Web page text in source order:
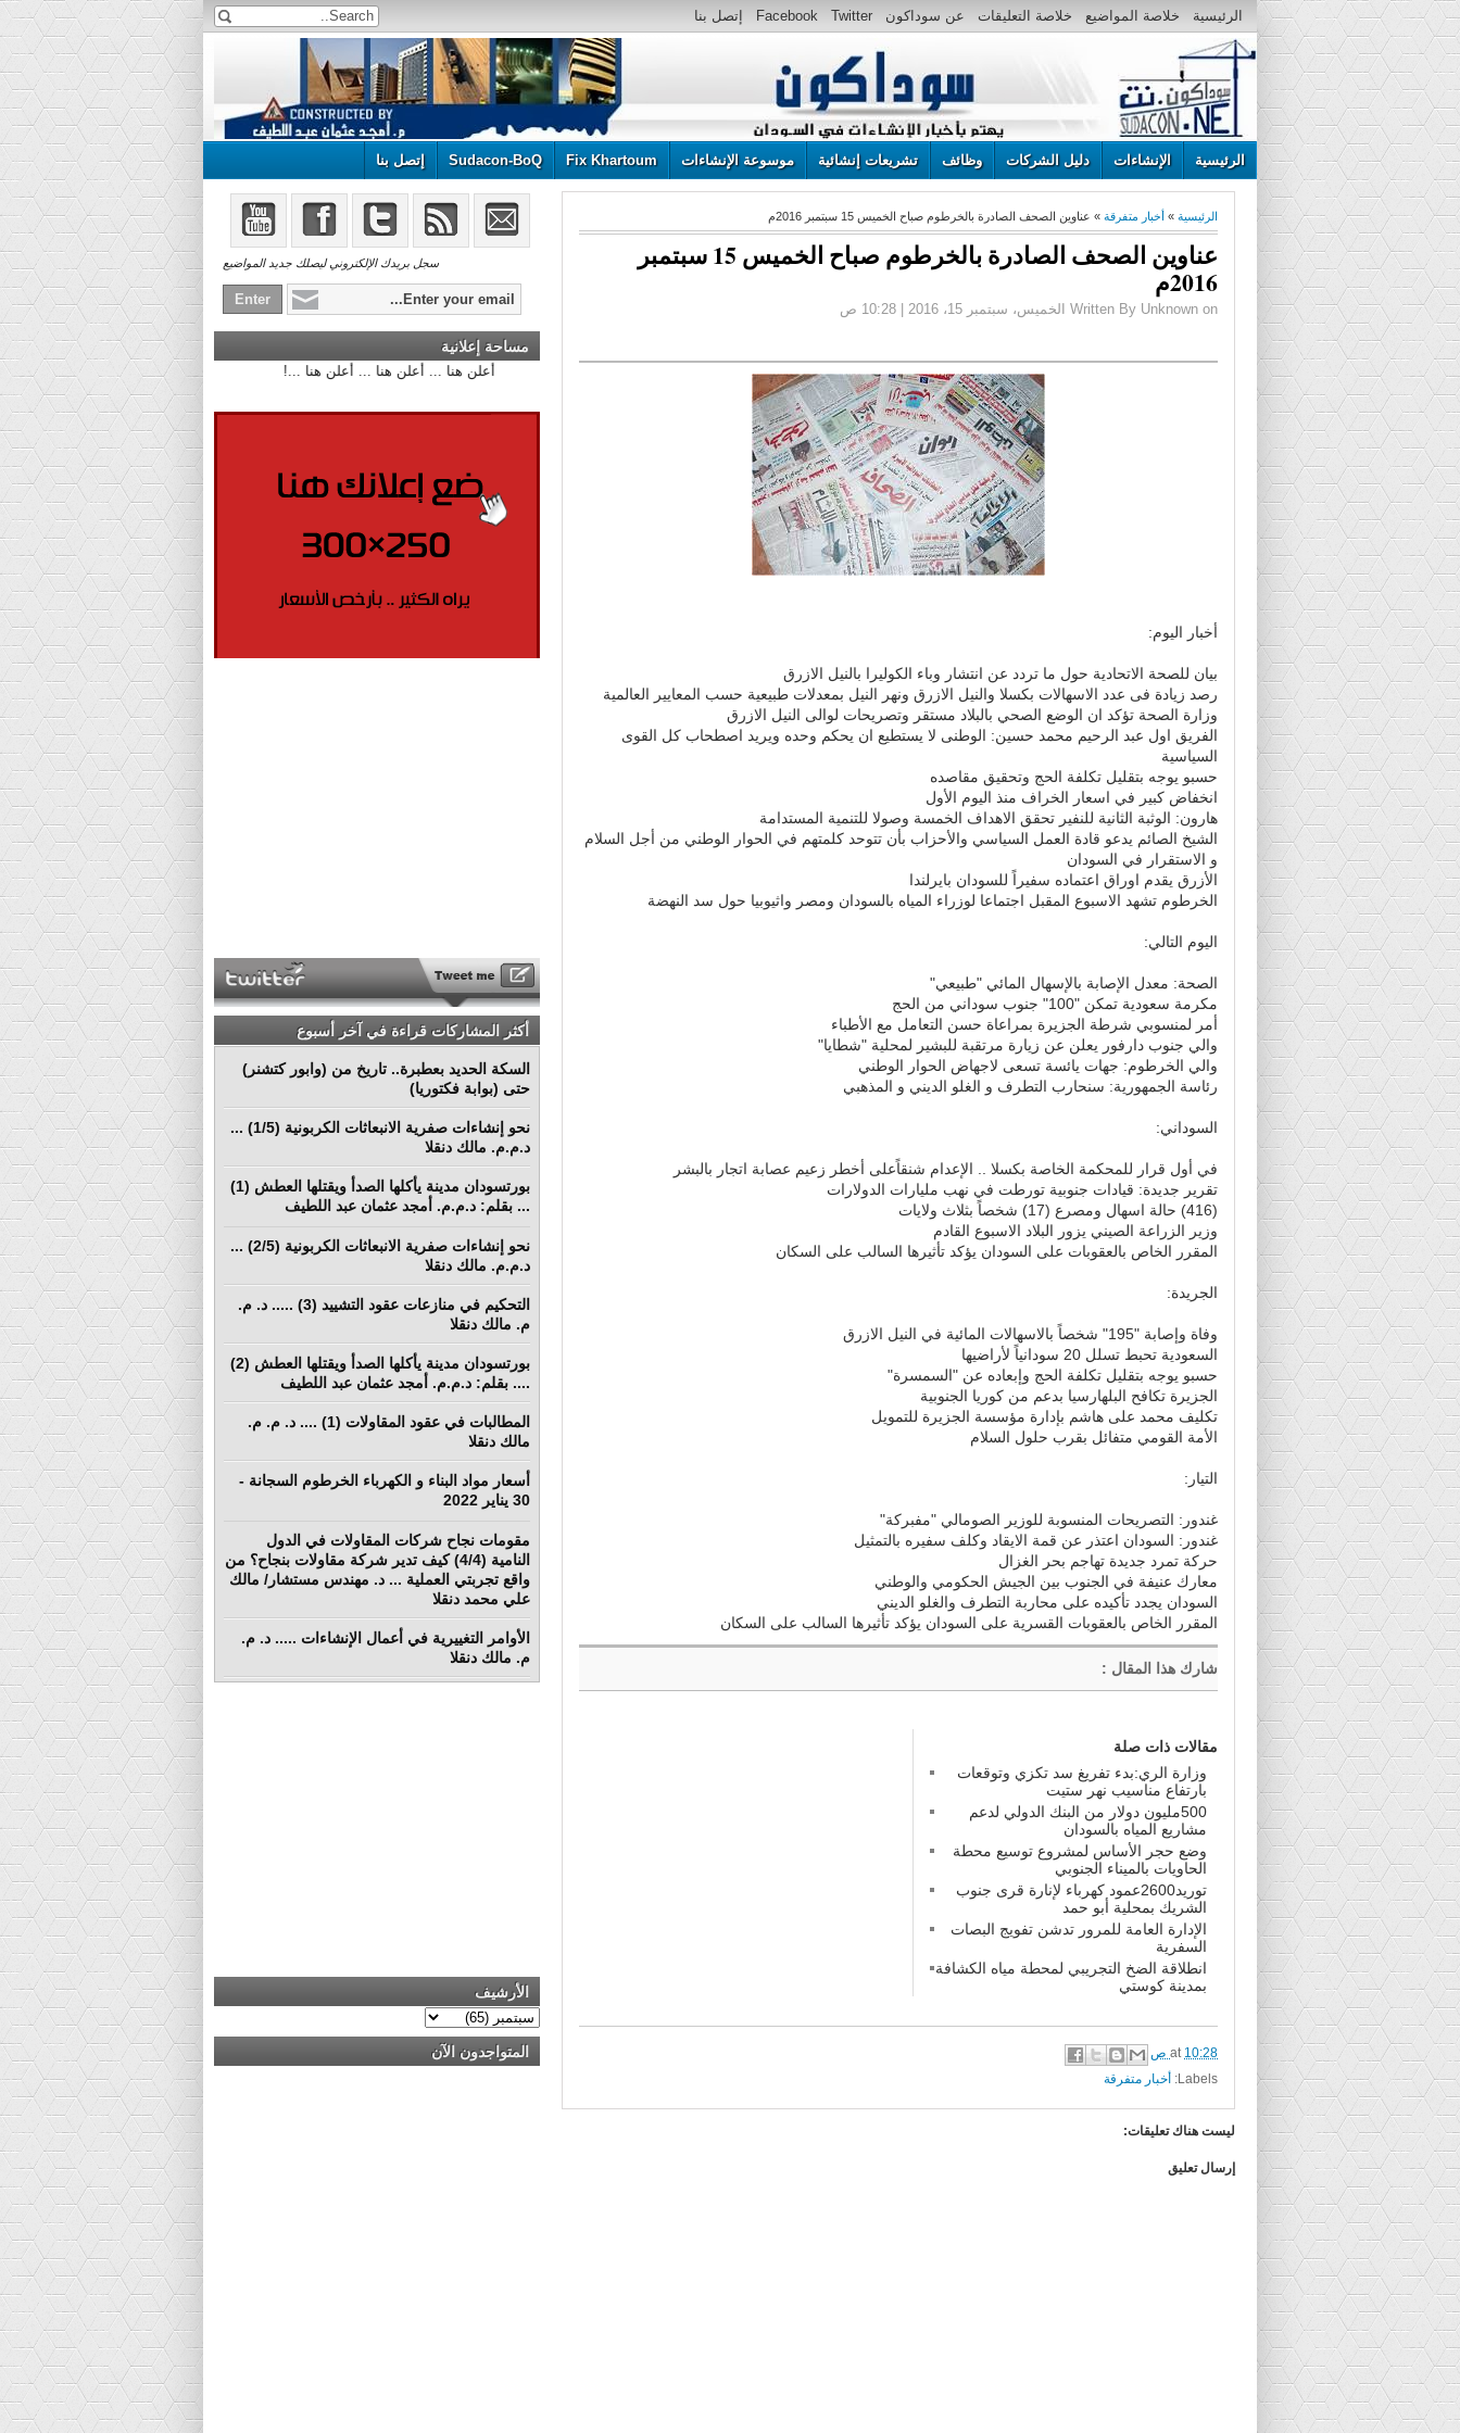
الرئيسية خلاصة المواضيع خلاصة التعليقات عن سوداكون Twitter
Facebook إتصل بنا
الرئيسية الإنشاءات دليل الشركات وظائف تشريعات إنشائية موسوعة الإنشاءات Fix Khartoum
Sudacon-BoQ إتصل بنا
الرئيسية » أخبار متفرقة » عناوين الصحف الصادرة بالخرطوم صباح الخميس 15 سبتمبر 2016م
عناوين الصحف الصادرة بالخرطوم صباح الخميس 15 سبتمبر
2016م
Written By Unknown on الخميس، سبتمبر 15، 2016 | 10:28 ص
أخبار اليوم:
بيان للصحة الاتحادية حول ما تردد عن انتشار وباء الكوليرا بالنيل الازرق
رصد زيادة فى عدد الاسهالات بكسلا والنيل الازرق ونهر النيل بمعدلات طبيعية حسب المعايير العالمية
وزارة الصحة تؤكد ان الوضع الصحي بالبلاد مستقر وتصريحات لوالى النيل الازرق
الفريق اول عبد الرحيم محمد حسين: الوطنى لا يستطيع ان يحكم وحده ويريد اصطحاب كل القوى
السياسية
حسبو يوجه بتقليل تكلفة الحج وتحقيق مقاصده
انخفاض كبير في اسعار الخراف منذ اليوم الأول
هارون: الوثبة الثانية للنفير تحقق الاهداف الخمسة وصولا للتنمية المستدامة
الشيخ الصائم يدعو قادة العمل السياسي والأحزاب بأن تتوحد كلمتهم في الحوار الوطني من أجل السلام
و الاستقرار في السودان
الأزرق يقدم اوراق اعتماده سفيراً للسودان بايرلندا
الخرطوم تشهد الاسبوع المقبل اجتماعا لوزراء المياه بالسودان ومصر واثيوبيا حول سد النهضة
اليوم التالي:
الصحة: معدل الإصابة بالإسهال المائي "طبيعي"
مكرمة سعودية تمكن "100" جنوب سوداني من الحج
أمر لمنسوبي شرطة الجزيرة بمراعاة حسن التعامل مع الأطباء
والي جنوب دارفور يعلن عن زيارة مرتقبة للبشير لمحلية "شطايا"
والي الخرطوم: جهات يائسة تسعى لاجهاض الحوار الوطني
رئاسة الجمهورية: سنحارب التطرف و الغلو الديني و المذهبي
السوداني:
في أول قرار للمحكمة الخاصة بكسلا .. الإعدام شنقاًعلى أخطر زعيم عصابة اتجار بالبشر
تقرير جديدة: قيادات جنوبية تورطت في نهب مليارات الدولارات
(416) حالة اسهال ومصرع (17) شخصاً بثلاث ولايات
وزير الزراعة الصيني يزور البلاد الاسبوع القادم
المقرر الخاص بالعقوبات على السودان يؤكد تأثيرها السالب على السكان
الجريدة:
وفاة وإصابة "195" شخصاً بالاسهالات المائية في النيل الازرق
السعودية تحبط تسلل 20 سودانياً لأراضيها
حسبو يوجه بتقليل تكلفة الحج وإبعاده عن "السمسرة"
الجزيرة تكافح البلهارسيا بدعم من كوريا الجنوبية
تكليف محمد على هاشم بإدارة مؤسسة الجزيرة للتمويل
الأمة القومي متفائل بقرب حلول السلام
التيار:
غندور: التصريحات المنسوبة للوزير الصومالي "مفبركة"
غندور: السودان اعتذر عن قمة الايقاد وكلف سفيره بالتمثيل
حركة تمرد جديدة تهاجم بحر الغزال
معارك عنيفة في الجنوب بين الجيش الحكومي والوطني
السودان يجدد تأكيده على محاربة التطرف والغلو الديني
المقرر الخاص بالعقوبات القسرية على السودان يؤكد تأثيرها السالب على السكان
شارك هذا المقال :
مقالات ذات صلة
وزارة الري:بدء تفريغ سد تكزي وتوقعات
بارتفاع مناسيب نهر ستيت
500مليون دولار من البنك الدولي لدعم
مشاريع المياه بالسودان
وضع حجر الأساس لمشروع توسيع محطة
الحاويات بالميناء الجنوبي
توريد2600عمود كهرباء لإنارة قرى جنوب
الشريك بمحلية أبو حمد
الإدارة العامة للمرور تدشن تفويج البصات
السفرية
انطلاقة الضخ التجريبي لمحطة مياه الكشافة
بمدينة كوستي
at 10:28 ص
Labels:
أخبار متفرقة
ليست هناك تعليقات:
إرسال تعليق
سجل بريدك الإلكتروني ليصلك جديد المواضيع
مساحة إعلانية
أعلن هنا ... أعلن هنا ... أعلن هنا ...!
أكثر المشاركات قراءة في آخر أسبوع
السكة الحديد بعطبرة.. تاريخ من (وابور كتشنر)
حتى (بوابة فكتوريا)
نحو إنشاءات صفرية الانبعاثات الكربونية (1/5) ...
د.م.م. مالك دنقلا
بورتسودان مدينة يأكلها الصدأ ويقتلها العطش (1)
... بقلم: د.م.م. أمجد عثمان عبد اللطيف
نحو إنشاءات صفرية الانبعاثات الكربونية (2/5) ...
د.م.م. مالك دنقلا
التحكيم في منازعات عقود التشييد (3) ..... د. م.
م. مالك دنقلا
بورتسودان مدينة يأكلها الصدأ ويقتلها العطش (2)
.... بقلم: د.م.م. أمجد عثمان عبد اللطيف
المطالبات في عقود المقاولات (1) .... د. م. م.
مالك دنقلا
أسعار مواد البناء و الكهرباء الخرطوم السجانة -
30 يناير 2022
مقومات نجاح شركات المقاولات في الدول
النامية (4/4) كيف تدير شركة مقاولات بنجاح؟ من
واقع تجربتي العملية ... د. مهندس مستشار/ مالك
علي محمد دنقلا
الأوامر التغييرية في أعمال الإنشاءات ..... د. م.
م. مالك دنقلا
الأرشيف
المتواجدون الآن